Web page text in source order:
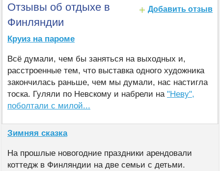
Добавить отзыв
Отзывы об отдыхе в
Финляндии
Круиз на пароме
Всё думали, чем бы заняться на выходных и,
расстроенные тем, что выставка одного художника
закончилась раньше, чем мы думали, нас настигла
тоска. Гуляли по Невскому и набрели на "Неву",
поболтали с милой...
Зимняя сказка
На прошлые новогодние праздники арендовали
коттедж в Финляндии на две семьи с детьми.